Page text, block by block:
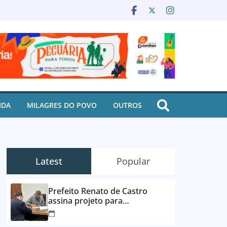
MILAGRES DO POVO OUTROS
Latest Popular
Prefeito Renato de Castro
assina projeto para
desbloqueio de contas e
parcelamento de dívidas em até